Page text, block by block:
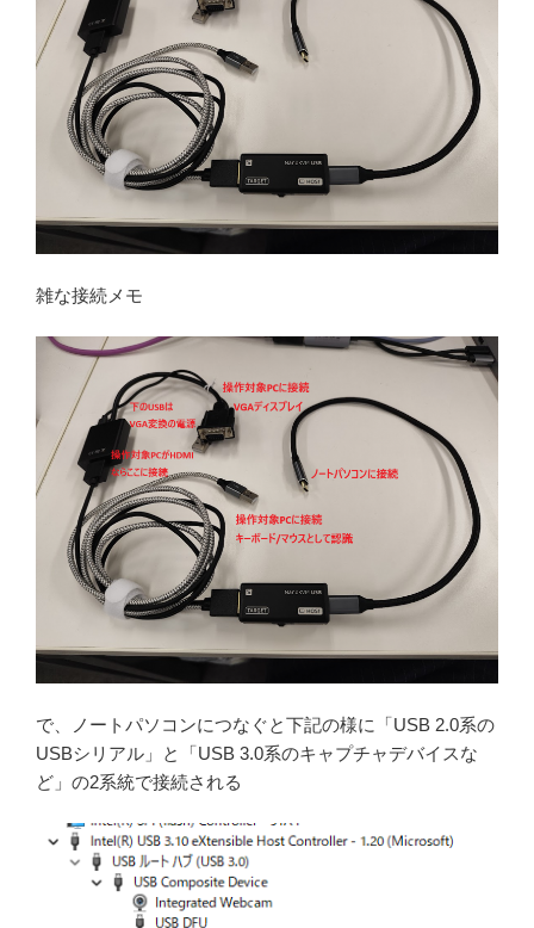
雑な接続メモ
で、ノートパソコンにつなぐと下記の様に「USB 2.0系の
USBシリアル」と「USB 3.0系のキャプチャデバイスな
ど」の2系統で接続される